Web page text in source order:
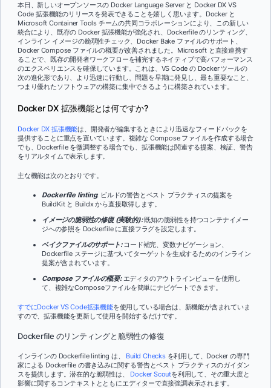
ドキュメント
サインイン
本日、新しいオープンソースの Docker Language Server と Docker DX VS
Code 拡張機能のリリースを発表できることを嬉しく思います。Docker と
Microsoft Container Tools チームの共同コラボレーションにより、この新しい
統合により、既存の Docker 拡張機能が強化され、Dockerfile のリンティング、
インライン イメージの脆弱性チェック、Docker Bake ファイルのサポート、
Docker Compose ファイルの概要が改善されました。Microsoft と直接連携す
ることで、既存の開発者ワークフローを補完するネイティブで高パフォーマンス
のエクスペリエンスを確保しています。これは、VS Code の Docker ツールの
次の進化形であり、より迅速に行動し、問題を早期に発見し、最も重要なこと、
つまり優れたソフトウェアの構築に集中できるように構築されています。
Docker DX 拡張機能とは何ですか?
Docker DX 拡張機能は、開発者が編集するときにより迅速なフィードバックを
提供することに重点を置いています。複雑な Compose ファイルを作成する場合
でも、Dockerfile を微調整する場合でも、拡張機能は関連する提案、検証、警告
をリアルタイムで表示します。
主な機能は次のとおりです。
Dockerfile linting: ビルドの警告とベスト プラクティスの提案を
BuildKit と Buildx から直接取得します。
イメージの脆弱性の修復 (実験的):既知の脆弱性を持つコンテナイメー
ジへの参照を Dockerfile に直接フラグを設定します。
ベイクファイルのサポート:コード補完、変数ナビゲーション、
Dockerfile ステージに基づいてターゲットを生成するためのインライン
提案が含まれています。
Compose ファイルの概要:エディタのアウトラインビューを使用し
て、複雑なComposeファイルを簡単にナビゲートできます。
すでにDocker VS Code拡張機能を使用している場合は、新機能が含まれていま
すので、拡張機能を更新して使用を開始するだけです。
Dockerfile のリンティングと脆弱性の修復
インラインの Dockerfile linting は、 Build Checksを利用して、Docker の専門
家による Dockerfile の書き込みに関する警告とベスト プラクティスのガイダン
スを提供します。潜在的な脆弱性は、 Docker Scoutを利用して、その重大度と
影響に関するコンテキストとともにエディターで直接強調表示されます。